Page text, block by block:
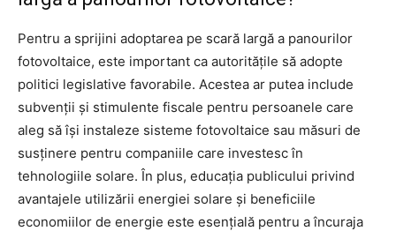
Pentru a sprijini adoptarea pe scară largă a panourilor
fotovoltaice, este important ca autoritățile să adopte
politici legislative favorabile. Acestea ar putea include
subvenții și stimulente fiscale pentru persoanele care
aleg să își instaleze sisteme fotovoltaice sau măsuri de
susținere pentru companiile care investesc în
tehnologiile solare. În plus, educația publicului privind
avantajele utilizării energiei solare și beneficiile
economiilor de energie este esențială pentru a încuraja